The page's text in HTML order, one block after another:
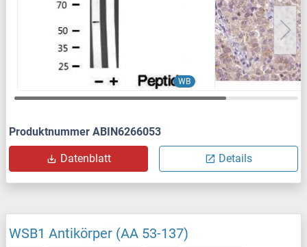
WB
Produktnummer ABIN6266053
Datenblatt Details
WSB1 Antikörper (AA 53-137)